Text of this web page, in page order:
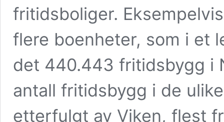
fritidsboliger.
flere boenheter, som i et
det 440.443 fritidsbygg i
antall fritidsbygg i de
etterfulgt av Viken, flest